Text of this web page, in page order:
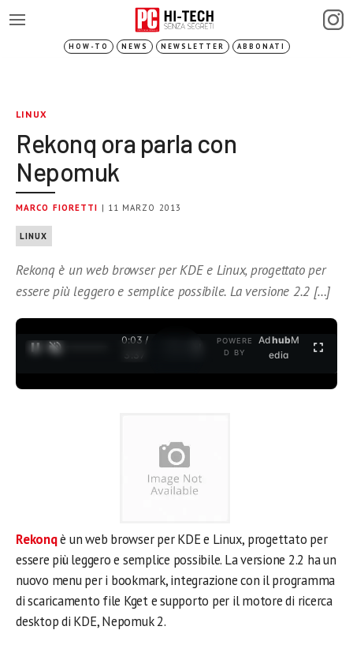
HOW-TO NEWS NEWSLETTER ABBONATI
LINUX
Rekonq ora parla con
Nepomuk
MARCO FIORETTI | 11 MARZO 2013
LINUX
Rekonq è un web browser per KDE e Linux, progettato per
essere più leggero e semplice possibile. La versione 2.2 […]
0:03 /
3:37
POWERE
D BY
AdhubM
edia
Rekonqè un web browser per KDE e Linux, progettato per
essere più leggero e semplice possibile. La versione 2.2 ha un
nuovo menu per i bookmark, integrazione con il programma
di scaricamento file Kget e supporto per il motore di ricerca
desktop di KDE, Nepomuk 2.